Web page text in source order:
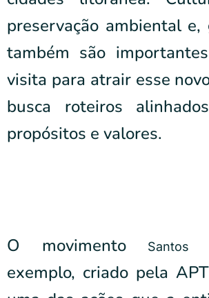
preservação ambiental e,
também são
visita para atrair esse
busca roteiros
propósitos e valores.
O movimento Santos
exemplo, criado pela